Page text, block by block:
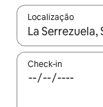
Localização
Quando os
Check-in